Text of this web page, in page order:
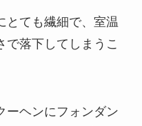
とても繊細で、室温
で落下してしまうこ
ーヘンにフォンダン